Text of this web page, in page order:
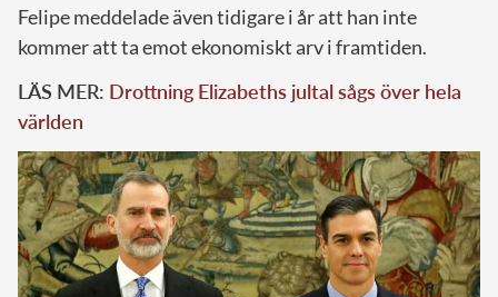
Felipe meddelade även tidigare i år att han inte
kommer att ta emot ekonomiskt arv i framtiden.
LÄS MER: Drottning Elizabeths jultal sågs över hela
världen